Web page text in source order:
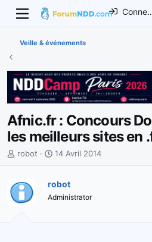
Connexion
Veille & événements
Afnic.fr : Concours
les meilleurs sites en
I
t
i
robot
D
e
d
14 Avril 2014
robot
Administrator